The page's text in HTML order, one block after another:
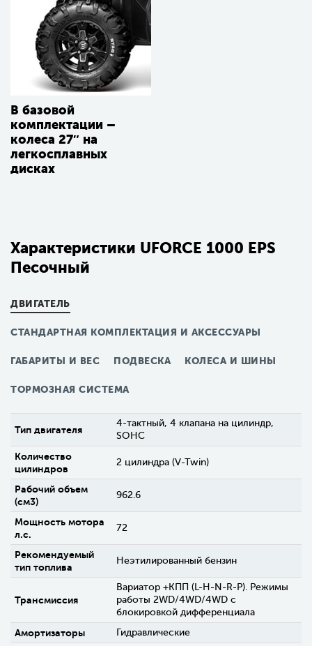
В базовой
комплектации –
колеса 27″ на
легкосплавных
дисках
Характеристики UFORCE 1000 EPS
Песочный
ДВИГАТЕЛЬ
СТАНДАРТНАЯ КОМПЛЕКТАЦИЯ И АКСЕССУАРЫ
ГАБАРИТЫ И ВЕС ПОДВЕСКА КОЛЕСА И ШИНЫ
ТОРМОЗНАЯ СИСТЕМА
Тип двигателя
4-тактный, 4 клапана на цилиндр,
SOHC
Количество
цилиндров
2 цилиндра (V-Twin)
Рабочий объем
(см3)
962.6
Мощность мотора
л.с.
72
Рекомендуемый
тип топлива
Неэтилированный бензин
Трансмиссия
Вариатор +КПП (L-H-N-R-P). Режимы
работы 2WD/4WD/4WD c
блокировкой дифференциала
Амортизаторы Гидравлические